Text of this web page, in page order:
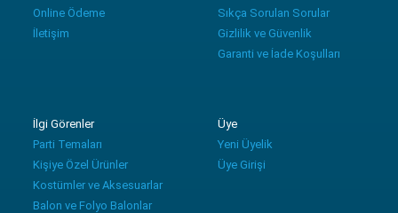
Online Ödeme
İletişim
Sıkça Sorulan Sorular
Gizlilik ve Güvenlik
Garanti ve İade Koşulları
İlgi Görenler
Parti Temaları
Kişiye Özel Ürünler
Kostümler ve Aksesuarlar
Balon ve Folyo Balonlar
Üye
Yeni Üyelik
Üye Girişi